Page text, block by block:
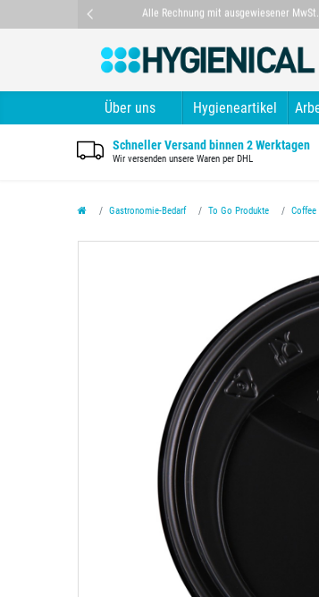
Alle Rechnung mit ausgewiesener MwSt.
Über uns Hygieneartikel
Schneller Versand binnen 2 Werktagen
Wir versenden unsere Waren per DHL
Gastronomie-Bedarf To Go Produkte Coffee